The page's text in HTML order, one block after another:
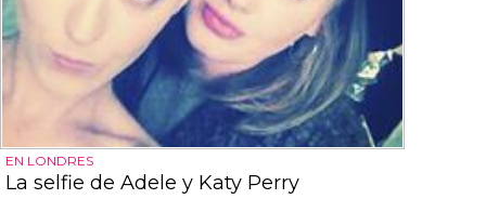
EN LONDRES
La selfie de Adele y Katy Perry